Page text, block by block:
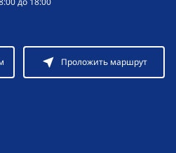
Проложить маршрут